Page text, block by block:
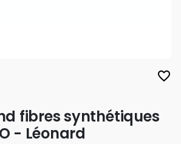
favorite_border
fibres synthétiques
- Léonard